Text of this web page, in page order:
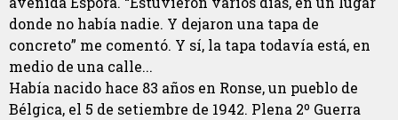
donde no había nadie. Y dejaron una tapa de
concreto” me comentó. Y sí, la tapa todavía está, en
medio de una calle...
Había nacido hace 83 años en Ronse, un pueblo de
Bélgica, el 5 de setiembre de 1942. Plena 2º Guerra